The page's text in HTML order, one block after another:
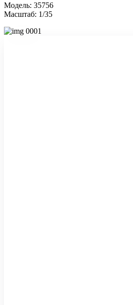
Модель: 35756
Масштаб: 1/35